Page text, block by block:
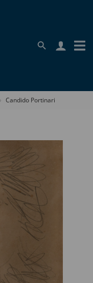
Candido Portinari